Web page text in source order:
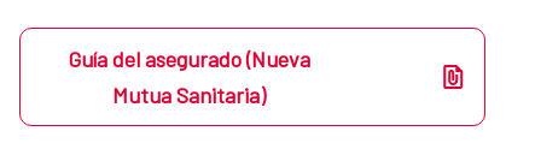
Guía del asegurado (Nueva
Mutua Sanitaria)